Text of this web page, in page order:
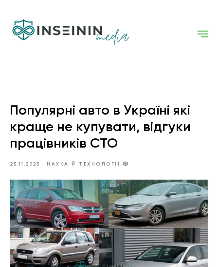
Популярні авто в Україні які
краще не купувати, відгуки
працівників СТО
25.11.2025 НАУКА Й ТЕХНОЛОГІЇ 🎲